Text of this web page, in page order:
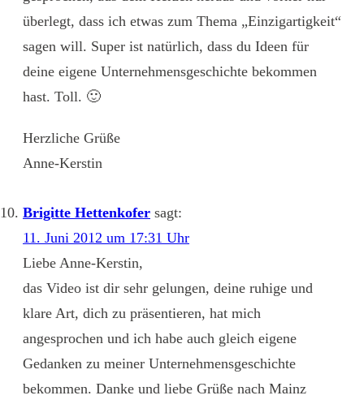
überlegt, dass ich etwas zum Thema „Einzigartigkeit“
sagen will. Super ist natürlich, dass du Ideen für
deine eigene Unternehmensgeschichte bekommen
hast. Toll. 🙂
Herzliche Grüße
Anne-Kerstin
Brigitte Hettenkofer sagt:
11. Juni 2012 um 17:31 Uhr
Liebe Anne-Kerstin,
das Video ist dir sehr gelungen, deine ruhige und
klare Art, dich zu präsentieren, hat mich
angesprochen und ich habe auch gleich eigene
Gedanken zu meiner Unternehmensgeschichte
bekommen. Danke und liebe Grüße nach Mainz